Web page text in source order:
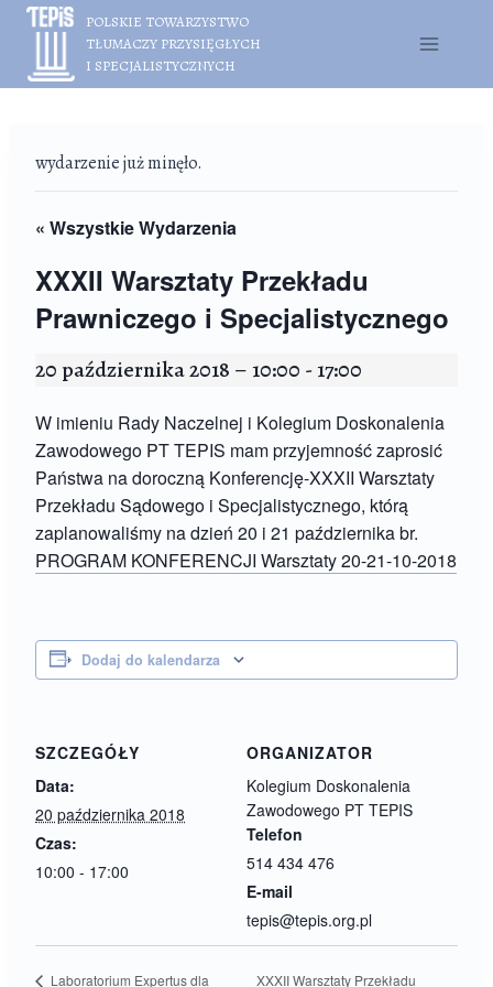
Przejdź
treści
POLSKIE TOWARZYSTWO
TŁUMACZY PRZYSIĘGŁYCH
I SPECJALISTYCZNYCH
wydarzenie już minęło.
« Wszystkie Wydarzenia
XXXII Warsztaty Przekładu
Prawniczego i Specjalistycznego
20 października 2018 – 10:00 -17:00
W imieniu Rady Naczelnej i Kolegium Doskonalenia
Zawodowego PT TEPIS mam przyjemność zaprosić
Państwa na doroczną Konferencję-XXXII Warsztaty
Przekładu Sądowego i Specjalistycznego, którą
zaplanowaliśmy na dzień 20 i 21 października br.
PROGRAM KONFERENCJI Warsztaty 20-21-10-2018
Dodaj do kalendarza
SZCZEGÓŁY
Data:
20 października 2018
Czas:
10:00 - 17:00
ORGANIZATOR
Kolegium Doskonalenia
Zawodowego PT TEPIS
Telefon
514 434 476
E-mail
tepis@tepis.org.pl
Laboratorium Expertus dla XXXII Warsztaty Przekładu